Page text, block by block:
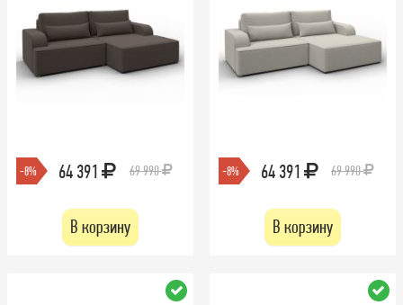
-8% 64 391 69 990
В корзину
-8% 64 391 69 990
В корзину